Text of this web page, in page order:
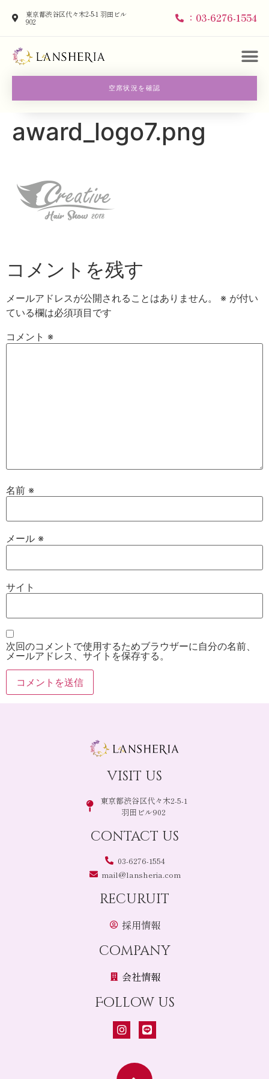
東京都渋谷区代々木2-5-1 羽田ビル
902
：03-6276-1554
空席状況を確認
award_logo7.png
コメントを残す
メールアドレスが公開されることはありません。 ※ が付い
ている欄は必須項目です
コメント ※
名前 ※
メール ※
サイト
次回のコメントで使用するためブラウザーに自分の名前、
メールアドレス、サイトを保存する。
visit us
東京都渋谷区代々木2-5-1
羽田ビル902
contact us
03-6276-1554
mail@lansheria.com
recuruit
採用情報
company
会社情報
Follow us